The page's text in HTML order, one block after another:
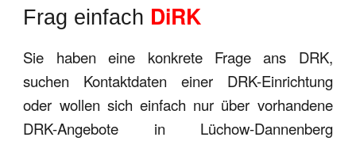
Frag einfach DiRK
Sie haben eine konkrete Frage ans DRK,
suchen Kontaktdaten einer DRK-Einrichtung
oder wollen sich einfach nur über vorhandene
DRK-Angebote in Lüchow-Dannenberg